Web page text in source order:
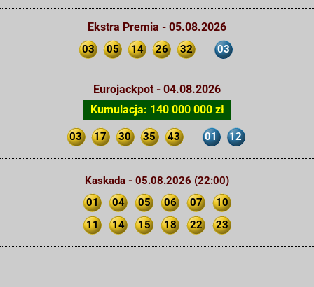
Ekstra Premia - 05.08.2026
03 05 14 26 32 03
Eurojackpot - 04.08.2026
Kumulacja: 140 000 000 zł
03 17 30 35 43 01 12
Kaskada - 05.08.2026 (22:00)
01
04 05 06 07
10
11
14 15 18 22 23